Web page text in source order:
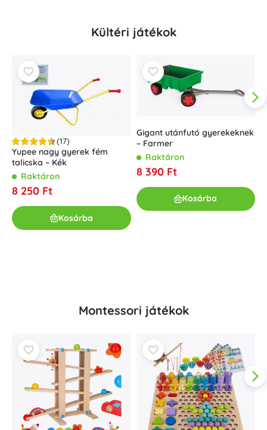
Kültéri játékok
(17)
Yupee nagy gyerek fém
talicska – Kék
Raktáron
8 250 Ft
Kosárba
Gigant utánfutó gyerekeknek
– Farmer
Raktáron
8 390 Ft
Kosárba
Montessori játékok